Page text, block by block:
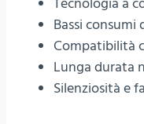
Bassi consumi
Compatibilità
Lunga durata
Silenziosità e